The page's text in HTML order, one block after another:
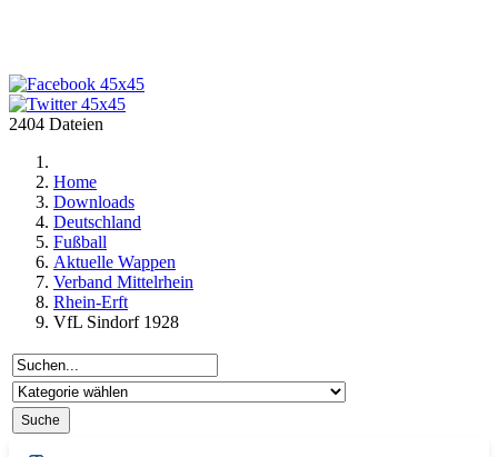
2404 Dateien
Home
Downloads
Deutschland
Fußball
Aktuelle Wappen
Verband Mittelrhein
Rhein-Erft
VfL Sindorf 1928